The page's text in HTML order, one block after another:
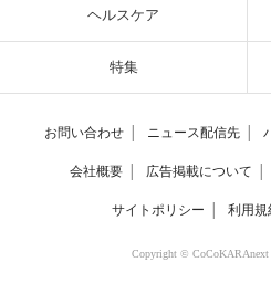
ヘルスケア
特集
お問い合わせ ニュース配信先
会社概要 広告掲載について
サイトポリシー 利用規
Copyright © CoCoKARAnext